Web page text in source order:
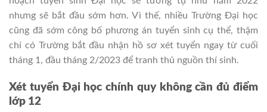
nhưng sẽ bắt đầu sớm hơn. Vì thế, nhiều Trường Đại học
cũng đã sớm công bố phương án tuyển sinh cụ thể, thậm
chí có Trường bắt đầu nhận hồ sơ xét tuyển ngay từ cuối
tháng 1, đầu tháng 2/2023 để tranh thủ nguồn thí sinh.
Xét tuyển Đại học chính quy không cần đủ điểm
lớp 12